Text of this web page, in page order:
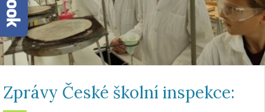
Zprávy České školní inspekce: